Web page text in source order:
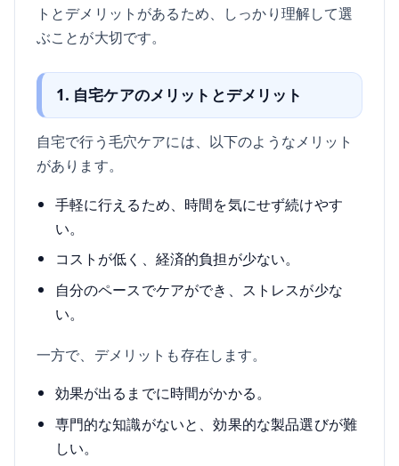
トとデメリットがあるため、しっかり理解して選
ぶことが大切です。
1. 自宅ケアのメリットとデメリット
自宅で行う毛穴ケアには、以下のようなメリット
があります。
手軽に行えるため、時間を気にせず続けやす
い。
コストが低く、経済的負担が少ない。
自分のペースでケアができ、ストレスが少な
い。
一方で、デメリットも存在します。
効果が出るまでに時間がかかる。
専門的な知識がないと、効果的な製品選びが難
しい。